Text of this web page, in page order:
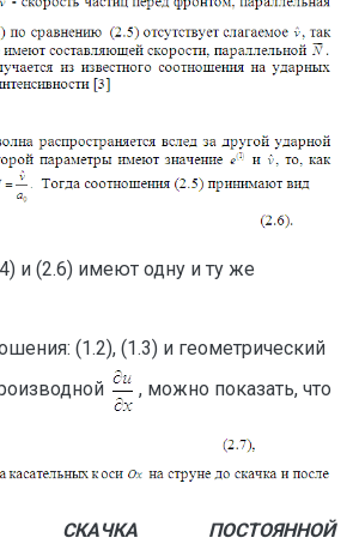
и (2.6) имеют одну и ту же
(1.2), (1.3) и геометрический
, можно показать, что
СКАЧКА ПОСТОЯННОЙ